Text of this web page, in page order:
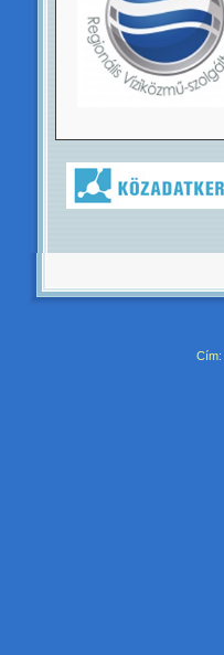
Cím: